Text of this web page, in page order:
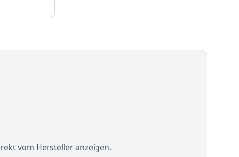
vom Hersteller anzeigen.